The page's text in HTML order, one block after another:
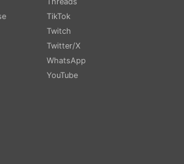
TikTok
Twitch
Twitter/X
WhatsApp
YouTube